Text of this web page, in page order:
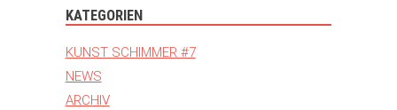
KATEGORIEN
KUNST SCHIMMER #7
NEWS
ARCHIV